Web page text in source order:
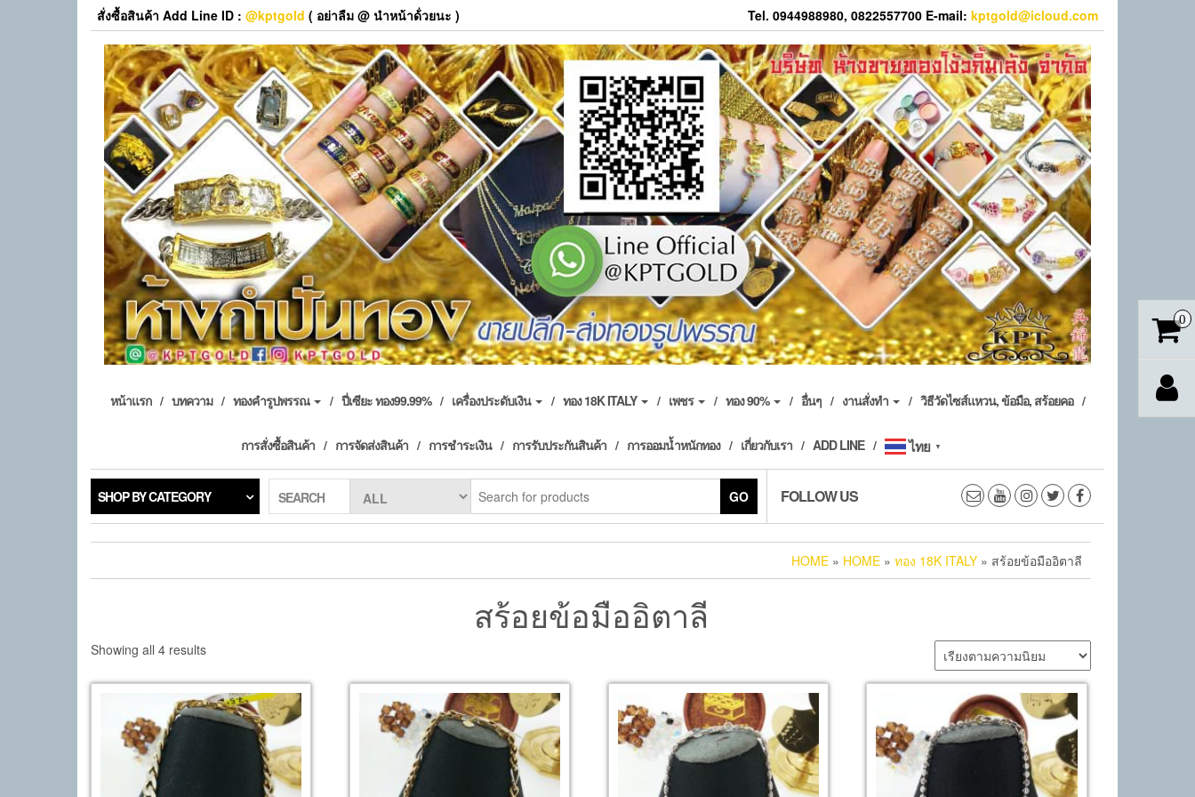
สั่งซื้อสินค้า Add Line ID : @kptgold ( อย่าลืม @ นำหน้าด้่วยนะ ) Tel. 0944988980, 0822557700 E-mail: kptgold@icloud.com
หน้าแรก บทความ ทองคำรูปพรรณ ปี่เซียะ ทอง99.99% เครื่องประดับเงิน ทอง 18K ITALY เพชร ทอง 90% อื่นๆ งานสั่งทำ วิธีวัดไซส์แหวน, ข้อมือ, สร้อยคอ
การสั่งซื้อสินค้า การจัดส่งสินค้า การชำระเงิน การรับประกันสินค้า การออมน้ำหนักทอง เกี่ยวกับเรา ADD LINE ไทย ▼
SHOP BY CATEGORY SEARCH GO FOLLOW US
HOME » HOME » ทอง 18K ITALY » สร้อยข้อมืออิตาลี
สร้อยข้อมืออิตาลี
Showing all 4 resultsSorted
popularity
0